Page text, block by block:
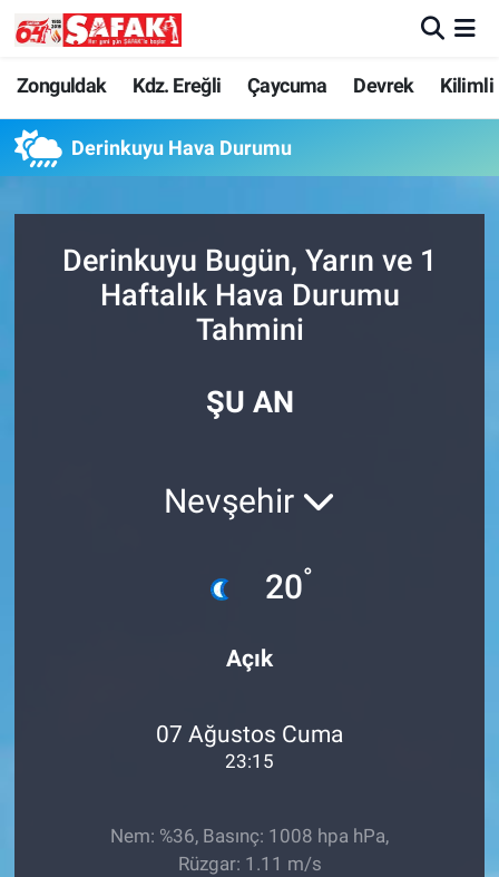
Zonguldak Kdz. Ereğli Çaycuma Devrek Kilimli
Derinkuyu Hava Durumu
Derinkuyu Bugün, Yarın ve 1
Haftalık Hava Durumu
Tahmini
ŞU AN
Nevşehir
20°
Açık
07 Ağustos Cuma
23:15
Nem: %36, Basınç: 1008 hpa hPa,
Rüzgar: 1.11 m/s
Zonguldak
Kdz. Ereğli
Devrek
Kilimli
Zonguldak Nöbetçi Eczaneler
Zonguldak Hava Durumu
Zonguldak Trafik Yoğunluk Haritası
Süper Lig Puan Durumu ve Fikstür
Son Dakika Haberleri